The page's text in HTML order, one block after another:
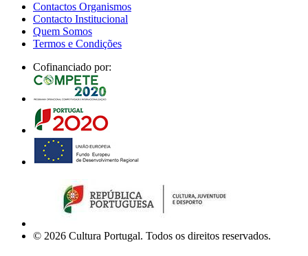
Contactos Organismos
Contacto Institucional
Quem Somos
Termos e Condições
Cofinanciado por:
© 2026 Cultura Portugal. Todos os direitos reservados.